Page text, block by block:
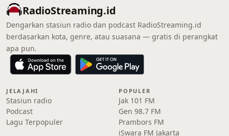
RadioStreaming.id
Dengarkan stasiun radio dan podcast RadioStreaming.id
berdasarkan kota, genre, atau suasana — gratis di perangkat
apa pun.
JELAJAHI
Stasiun radio
Podcast
Lagu Terpopuler
POPULER
Jak 101 FM
Gen 98.7 FM
Prambors FM
iSwara FM Jakarta